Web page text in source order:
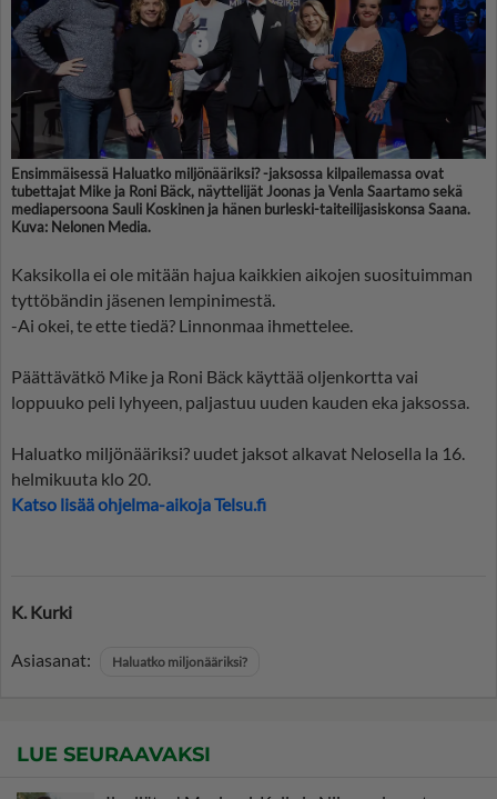
Ensimmäisessä Haluatko miljönääriksi? -jaksossa kilpailemassa ovat
tubettajat Mike ja Roni Bäck, näyttelijät Joonas ja Venla Saartamo sekä
mediapersoona Sauli Koskinen ja hänen burleski-taiteilijasiskonsa Saana.
Kuva: Nelonen Media.
Kaksikolla ei ole mitään hajua kaikkien aikojen suosituimman
tyttöbändin jäsenen lempinimestä.
-Ai okei, te ette tiedä? Linnonmaa ihmettelee.
Päättävätkö Mike ja Roni Bäck käyttää oljenkortta vai
loppuuko peli lyhyeen, paljastuu uuden kauden eka jaksossa.
Haluatko miljönääriksi? uudet jaksot alkavat Nelosella la 16.
helmikuuta klo 20.
Katso lisää ohjelma-aikoja Telsu.fi
K. Kurki
Asiasanat: Haluatko miljonääriksi?
LUE SEURAAVAKSI